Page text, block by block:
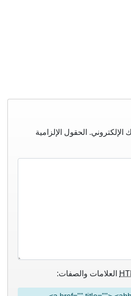
الإلكتروني. الحقول الإلزامية
العلامات والصفات: